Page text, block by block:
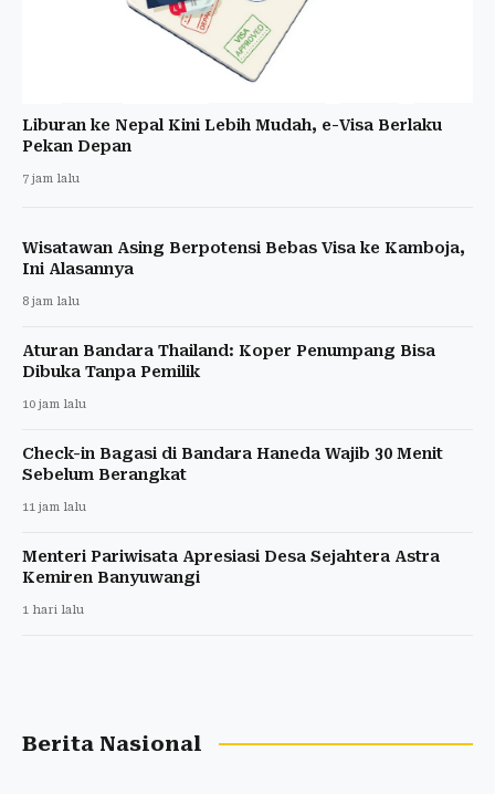
Liburan ke Nepal Kini Lebih Mudah, e-Visa Berlaku
Pekan Depan
7 jam lalu
Wisatawan Asing Berpotensi Bebas Visa ke Kamboja,
Ini Alasannya
8 jam lalu
Aturan Bandara Thailand: Koper Penumpang Bisa
Dibuka Tanpa Pemilik
10 jam lalu
Check-in Bagasi di Bandara Haneda Wajib 30 Menit
Sebelum Berangkat
11 jam lalu
Menteri Pariwisata Apresiasi Desa Sejahtera Astra
Kemiren Banyuwangi
1 hari lalu
Berita Nasional